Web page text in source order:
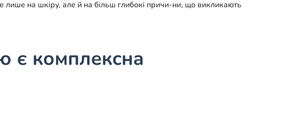
лише на шкіру, але й на більш глибокі причи-ни, що викликають
є комплексна